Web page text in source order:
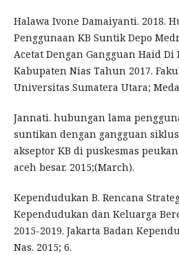
Halawa Ivone Damaiyanti. 2018.
Penggunaan KB Suntik Depo
Acetat Dengan Gangguan Haid
Kabupaten Nias Tahun 2017.
Universitas Sumatera Utara;
Jannati. hubungan lama
suntikan dengan gangguan
akseptor KB di puskesmas
aceh besar. 2015;(March).
Kependudukan B. Rencana
Kependudukan dan Keluarga
2015-2019. Jakarta Badan
Nas. 2015; 6.